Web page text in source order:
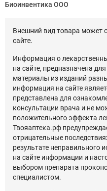
Биоинвентика ООО
Внешний вид товара может
сайте.
Информация о
на сайте, предназначена
материалы из изданий
информация на сайте
представлена для
консультации врача и не
положительного эффекта
Твояаптека.рф
отрицательные
результате неправильного
на сайте информации и
выбором препарата
специалистом.